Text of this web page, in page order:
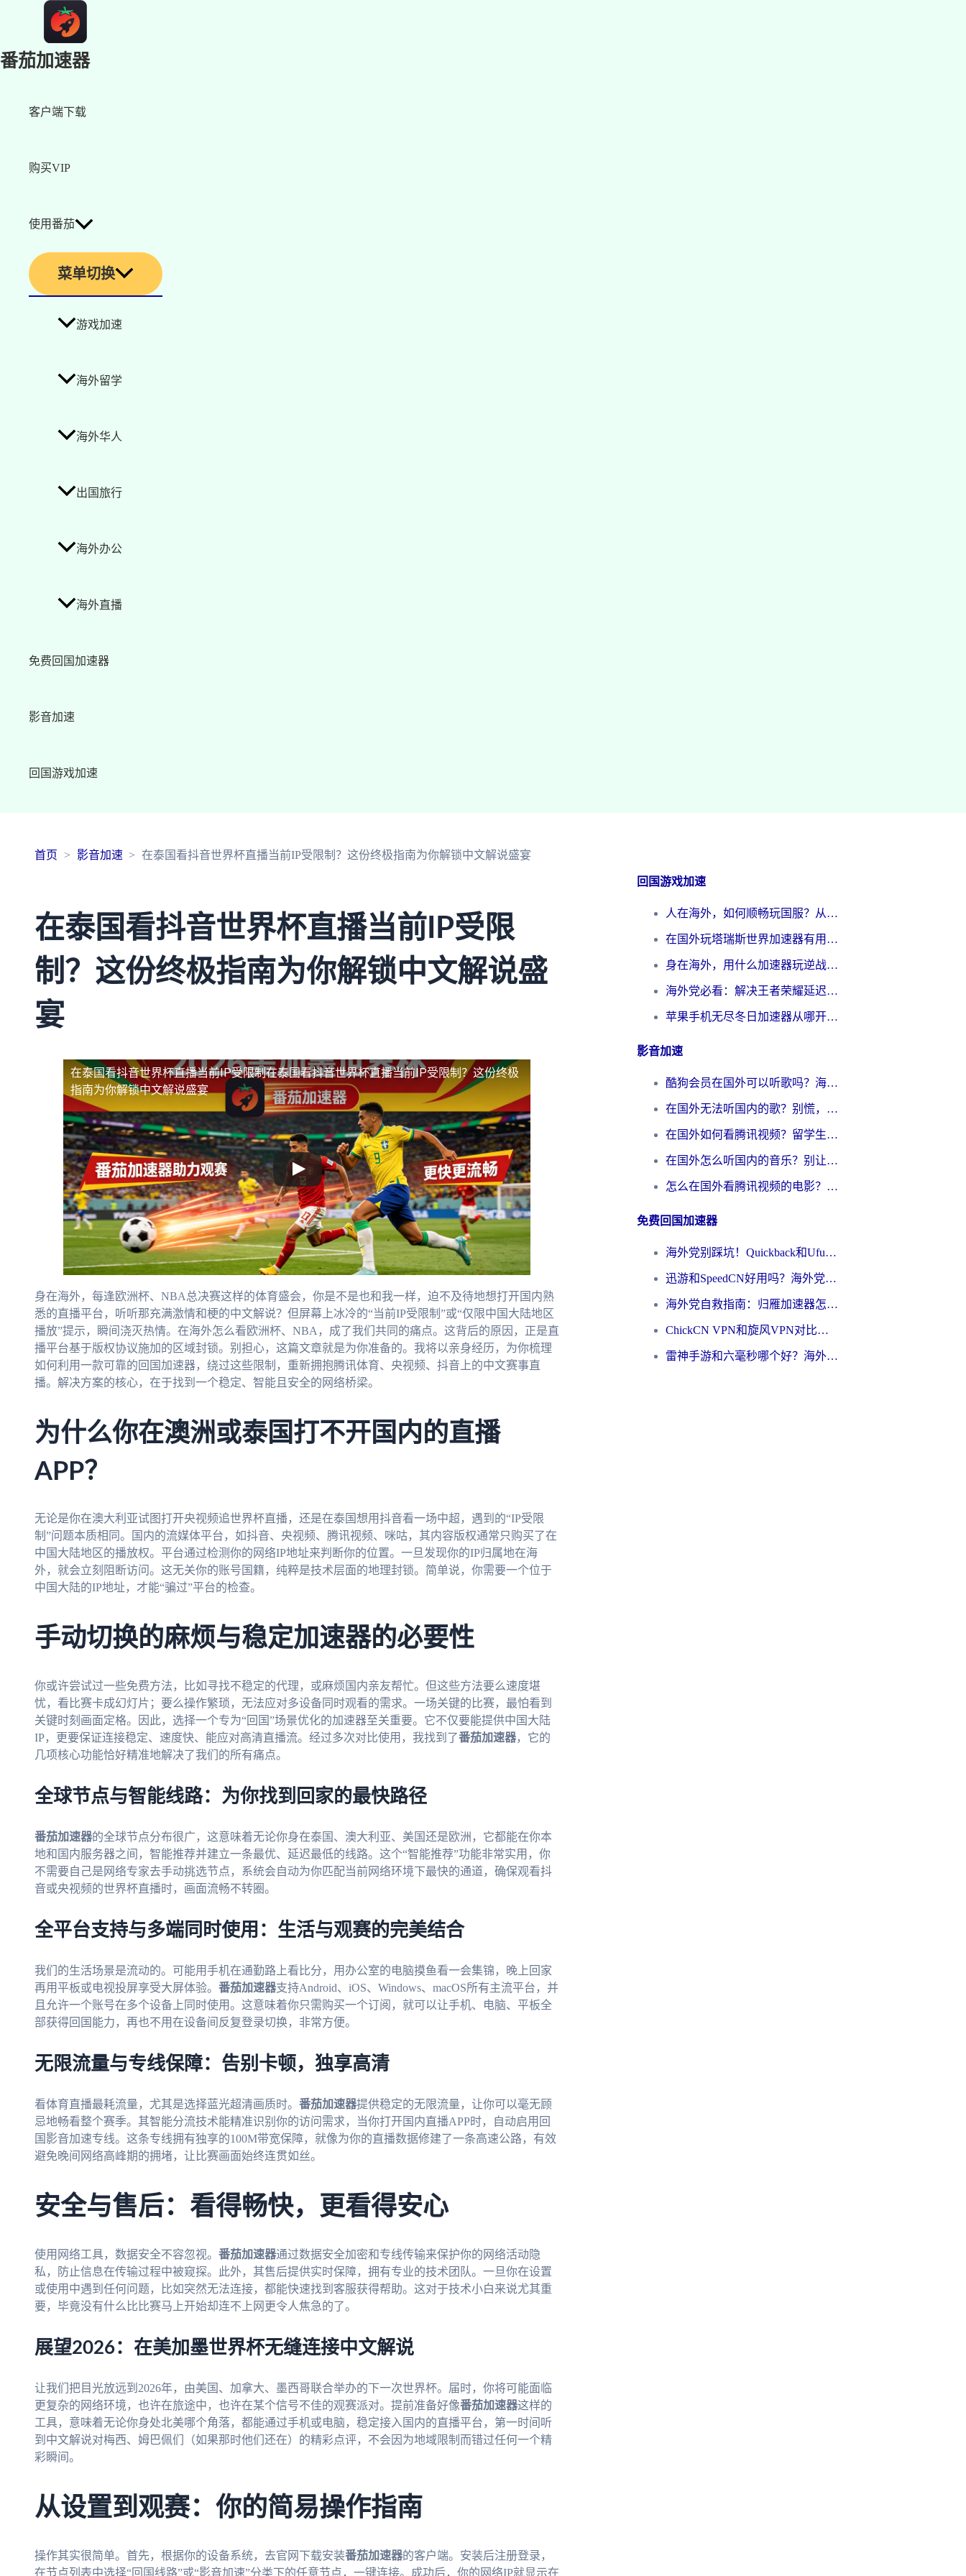
番茄加速器
客户端下载
购买VIP
使用番茄
菜单切换
游戏加速
海外留学
海外华人
出国旅行
海外办公
海外直播
免费回国加速器
影音加速
回国游戏加速
首页 影音加速 在泰国看抖音世界杯直播当前IP受限制？这份终极指南为你解锁中文解说盛宴
在泰国看抖音世界杯直播当前IP受限
制？这份终极指南为你解锁中文解说盛
宴
在泰国看抖音世界杯直播当前IP受限制在泰国看抖音世界杯直播当前IP受限制？这份终极
指南为你解锁中文解说盛宴
身在海外，每逢欧洲杯、NBA总决赛这样的体育盛会，你是不是也和我一样，迫不及待地想打开国内熟
悉的直播平台，听听那充满激情和梗的中文解说？但屏幕上冰冷的“当前IP受限制”或“仅限中国大陆地区
播放”提示，瞬间浇灭热情。在海外怎么看欧洲杯、NBA，成了我们共同的痛点。这背后的原因，正是直
播平台基于版权协议施加的区域封锁。别担心，这篇文章就是为你准备的。我将以亲身经历，为你梳理
如何利用一款可靠的回国加速器，绕过这些限制，重新拥抱腾讯体育、央视频、抖音上的中文赛事直
播。解决方案的核心，在于找到一个稳定、智能且安全的网络桥梁。
为什么你在澳洲或泰国打不开国内的直播
APP？
无论是你在澳大利亚试图打开央视频追世界杯直播，还是在泰国想用抖音看一场中超，遇到的“IP受限
制”问题本质相同。国内的流媒体平台，如抖音、央视频、腾讯视频、咪咕，其内容版权通常只购买了在
中国大陆地区的播放权。平台通过检测你的网络IP地址来判断你的位置。一旦发现你的IP归属地在海
外，就会立刻阻断访问。这无关你的账号国籍，纯粹是技术层面的地理封锁。简单说，你需要一个位于
中国大陆的IP地址，才能“骗过”平台的检查。
手动切换的麻烦与稳定加速器的必要性
你或许尝试过一些免费方法，比如寻找不稳定的代理，或麻烦国内亲友帮忙。但这些方法要么速度堪
忧，看比赛卡成幻灯片；要么操作繁琐，无法应对多设备同时观看的需求。一场关键的比赛，最怕看到
关键时刻画面定格。因此，选择一个专为“回国”场景优化的加速器至关重要。它不仅要能提供中国大陆
IP，更要保证连接稳定、速度快、能应对高清直播流。经过多次对比使用，我找到了番茄加速器，它的
几项核心功能恰好精准地解决了我们的所有痛点。
全球节点与智能线路：为你找到回家的最快路径
番茄加速器的全球节点分布很广，这意味着无论你身在泰国、澳大利亚、美国还是欧洲，它都能在你本
地和国内服务器之间，智能推荐并建立一条最优、延迟最低的线路。这个“智能推荐”功能非常实用，你
不需要自己是网络专家去手动挑选节点，系统会自动为你匹配当前网络环境下最快的通道，确保观看抖
音或央视频的世界杯直播时，画面流畅不转圈。
全平台支持与多端同时使用：生活与观赛的完美结合
我们的生活场景是流动的。可能用手机在通勤路上看比分，用办公室的电脑摸鱼看一会集锦，晚上回家
再用平板或电视投屏享受大屏体验。 番茄加速器支持Android、iOS、Windows、macOS所有主流平台，并
且允许一个账号在多个设备上同时使用。这意味着你只需购买一个订阅，就可以让手机、电脑、平板全
部获得回国能力，再也不用在设备间反复登录切换，非常方便。
无限流量与专线保障：告别卡顿，独享高清
看体育直播最耗流量，尤其是选择蓝光超清画质时。 番茄加速器提供稳定的无限流量，让你可以毫无顾
忌地畅看整个赛季。其智能分流技术能精准识别你的访问需求，当你打开国内直播APP时，自动启用回
国影音加速专线。这条专线拥有独享的100M带宽保障，就像为你的直播数据修建了一条高速公路，有效
避免晚间网络高峰期的拥堵，让比赛画面始终连贯如丝。
安全与售后：看得畅快，更看得安心
使用网络工具，数据安全不容忽视。 番茄加速器通过数据安全加密和专线传输来保护你的网络活动隐
私，防止信息在传输过程中被窥探。此外，其售后提供实时保障，拥有专业的技术团队。一旦你在设置
或使用中遇到任何问题，比如突然无法连接，都能快速找到客服获得帮助。这对于技术小白来说尤其重
要，毕竟没有什么比比赛马上开始却连不上网更令人焦急的了。
展望2026：在美加墨世界杯无缝连接中文解说
让我们把目光放远到2026年，由美国、加拿大、墨西哥联合举办的下一次世界杯。届时，你将可能面临
更复杂的网络环境，也许在旅途中，也许在某个信号不佳的观赛派对。提前准备好像番茄加速器这样的
工具，意味着无论你身处北美哪个角落，都能通过手机或电脑，稳定接入国内的直播平台，第一时间听
到中文解说对梅西、姆巴佩们（如果那时他们还在）的精彩点评，不会因为地域限制而错过任何一个精
彩瞬间。
从设置到观赛：你的简易操作指南
操作其实很简单。首先，根据你的设备系统，去官网下载安装番茄加速器的客户端。安装后注册登录，
在节点列表中选择“回国线路”或“影音加速”分类下的任意节点，一键连接。成功后，你的网络IP就显示在
回国游戏加速
人在海外，如何顺畅玩国服？从《王者荣耀》到《云图计划》的加速器终极指南
在国外玩塔瑞斯世界加速器有用吗？海外玩家亲测后的真实答案
身在海外，用什么加速器玩逆战才能告别延迟？
海外党必看：解决王者荣耀延迟的加速器终极指南——从EVE到猫和老鼠，一个工具全搞定
苹果手机无尽冬日加速器从哪开启？海外玩家的冬日生存指南
影音加速
酷狗会员在国外可以听歌吗？海外党亲测有效：3步解决音乐权限难题
在国外无法听国内的歌？别慌，这样操作就能畅听QQ音乐（附亲测加速器推荐）
在国外如何看腾讯视频？留学生亲测有效的回国加速方案
在国外怎么听国内的音乐？别让版权限制断了你的华语歌单
怎么在国外看腾讯视频的电影？海外党亲测有效的回国加速指南
免费回国加速器
海外党别踩坑！Quickback和UfunR好用吗？选对回国加速器才能无缝刷国内资源
迅游和SpeedCN好用吗？海外党如何破解那道看不见的墙
海外党自救指南：归雁加速器怎么样？教你避开坑实现国内资源无缝访问
ChickCN VPN和旋风VPN对比哪个回国效果更好？海外用户的选择困境与出路
雷神手游和六毫秒哪个好？海外党如何真正解锁国内资源